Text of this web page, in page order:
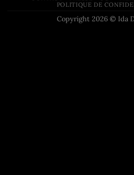
POLITIQUE DE
Copyright 2026 © Ida